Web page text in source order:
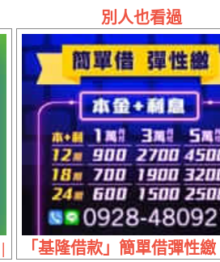
別人也看過
超低利率免手續費 市場攤販
「基隆借款」簡單借彈性